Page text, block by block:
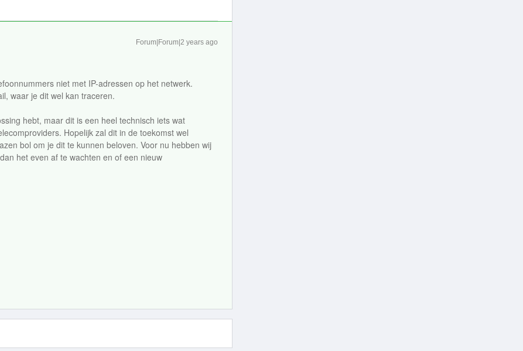
Forum|Forum|2 years ago
niet met IP-adressen op het netwerk.
waar je dit wel kan traceren.
hebt, maar dit is een heel technisch iets wat
Hopelijk zal dit in de toekomst wel
bol om je dit te kunnen beloven. Voor nu hebben wij
het even af te wachten en of een nieuw